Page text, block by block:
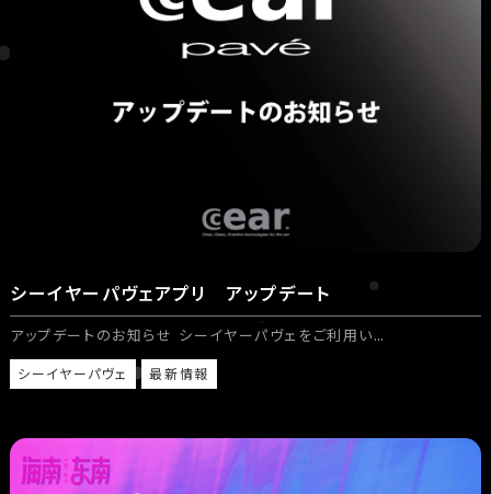
シーイヤーパヴェアプリ アップデート
アップデートのお知らせ シーイヤーパヴェをご利用い…
シーイヤーパヴェ 最新情報